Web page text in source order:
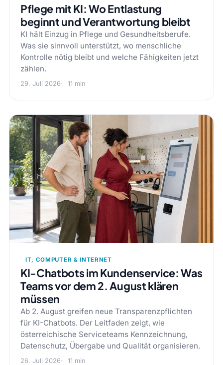
Pflege mit KI: Wo Entlastung
beginnt und Verantwortung bleibt
KI hält Einzug in Pflege und Gesundheitsberufe.
Was sie sinnvoll unterstützt, wo menschliche
Kontrolle nötig bleibt und welche Fähigkeiten jetzt
zählen.
29. Juli 2026 11 min
IT, COMPUTER & INTERNET
KI-Chatbots im Kundenservice: Was
Teams vor dem 2. August klären
müssen
Ab 2. August greifen neue Transparenzpflichten
für KI-Chatbots. Der Leitfaden zeigt, wie
österreichische Serviceteams Kennzeichnung,
Datenschutz, Übergabe und Qualität organisieren.
26. Juli 2026 11 min